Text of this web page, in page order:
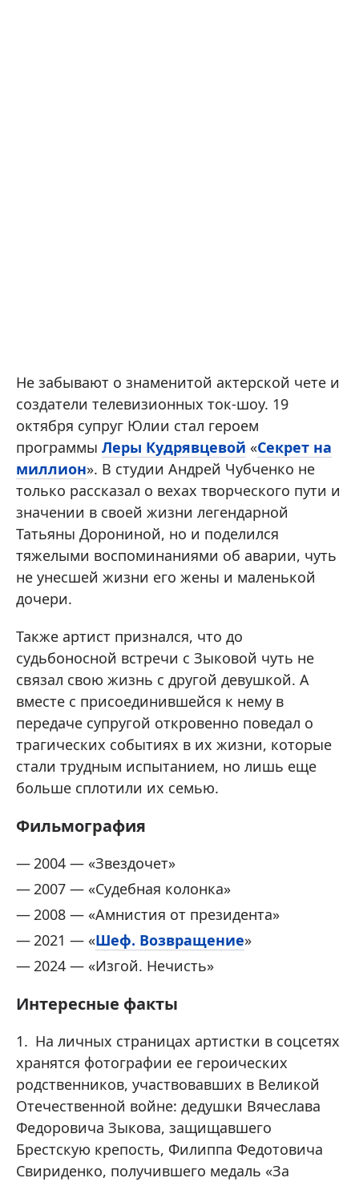
Не забывают о знаменитой актерской чете и
создатели телевизионных ток-шоу. 19
октября супруг Юлии стал героем
программы Леры Кудрявцевой «Секрет на
миллион». В студии Андрей Чубченко не
только рассказал о вехах творческого пути и
значении в своей жизни легендарной
Татьяны Дорониной, но и поделился
тяжелыми воспоминаниями об аварии, чуть
не унесшей жизни его жены и маленькой
дочери.
Также артист признался, что до
судьбоносной встречи с Зыковой чуть не
связал свою жизнь с другой девушкой. А
вместе с присоединившейся к нему в
передаче супругой откровенно поведал о
трагических событиях в их жизни, которые
стали трудным испытанием, но лишь еще
больше сплотили их семью.
Фильмография
2004 — «Звездочет»
2007 — «Судебная колонка»
2008 — «Амнистия от президента»
2021 — «Шеф. Возвращение»
2024 — «Изгой. Нечисть»
Интересные факты
На личных страницах артистки в соцсетях
хранятся фотографии ее героических
родственников, участвовавших в Великой
Отечественной войне: дедушки Вячеслава
Федоровича Зыкова, защищавшего
Брестскую крепость, Филиппа Федотовича
Свириденко, получившего медаль «За